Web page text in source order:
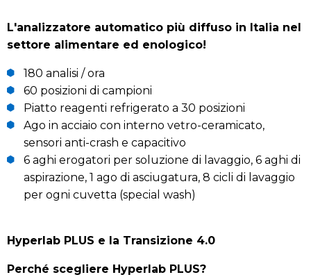
L'analizzatore automatico più diffuso in Italia nel
settore alimentare ed enologico!
180 analisi / ora
60 posizioni di campioni
Piatto reagenti refrigerato a 30 posizioni
Ago in acciaio con interno vetro-ceramicato,
sensori anti-crash e capacitivo
6 aghi erogatori per soluzione di lavaggio, 6 aghi di
aspirazione, 1 ago di asciugatura, 8 cicli di lavaggio
per ogni cuvetta (special wash)
Hyperlab PLUS e la Transizione 4.0
Perché scegliere Hyperlab PLUS?